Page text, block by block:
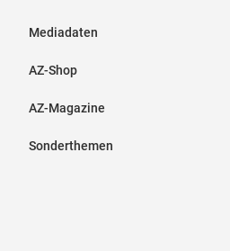
Mediadaten
AZ-Shop
AZ-Magazine
Sonderthemen